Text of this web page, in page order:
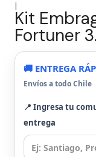
|
Kit
Fortuner
🚚 ENTREGA
Envíos a todo Chile
📍 Ingresa tu
entrega